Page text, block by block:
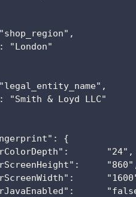
"London"
"Smith & Loyd LLC"
{
"24",